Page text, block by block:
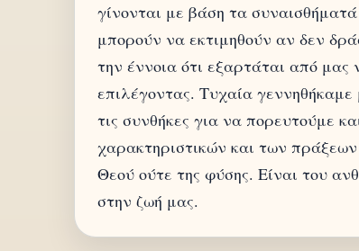
γίνονται με βάση τα
μπορούν να εκτιμηθούν αν δεν
την έννοια ότι εξαρτάται από
επιλέγοντας. Τυχαία γεννηθήκαμε
τις συνθήκες για να πορευτούμε
χαρακτηριστικών και των
Θεού ούτε της φύσης. Είναι του